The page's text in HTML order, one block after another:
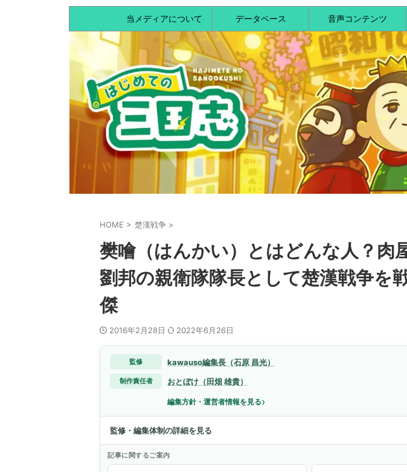
当メディアについて データベース 音声コンテンツ
HOME > 楚漢戦争 >
樊噲（はんかい）とはどんな人？肉
劉邦の親衛隊隊長として楚漢戦争を
傑
2016年2月28日 2022年6月26日
監修 kawauso編集長（石原 昌光）
制作責任者 おとぼけ（田畑 雄貴）
編集方針・運営者情報を見る›
監修・編集体制の詳細を見る
記事に関するご案内